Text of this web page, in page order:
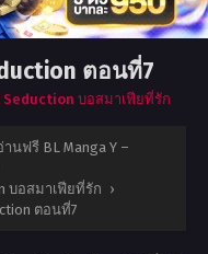
ตอนที่7
บอสมาเฟียที่รัก
นฟรี BL Manga Y –
บอสมาเฟียที่รัก
›
ตอนที่7